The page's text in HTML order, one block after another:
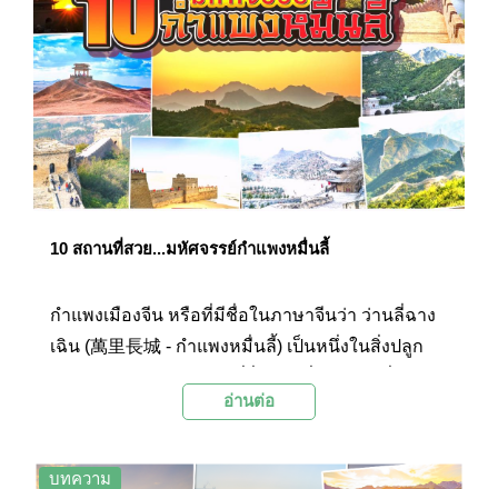
10 สถานที่สวย...มหัศจรรย์กำแพงหมื่นลี้
กำแพงเมืองจีน หรือที่มีชื่อในภาษาจีนว่า ว่านลี่ฉาง
เฉิน (萬里長城 - กำแพงหมื่นลี้) เป็นหนึ่งในสิ่งปลูก
จัดให้เป็นสิ่งมหัศจรรย์แห่งโลกยุคกลาง และยังได้รับ
ค.ศ.1987 ซึ่งวันนี้ทาง Palanla ได้รวบรวม 10
อ่านต่อ
บทความ